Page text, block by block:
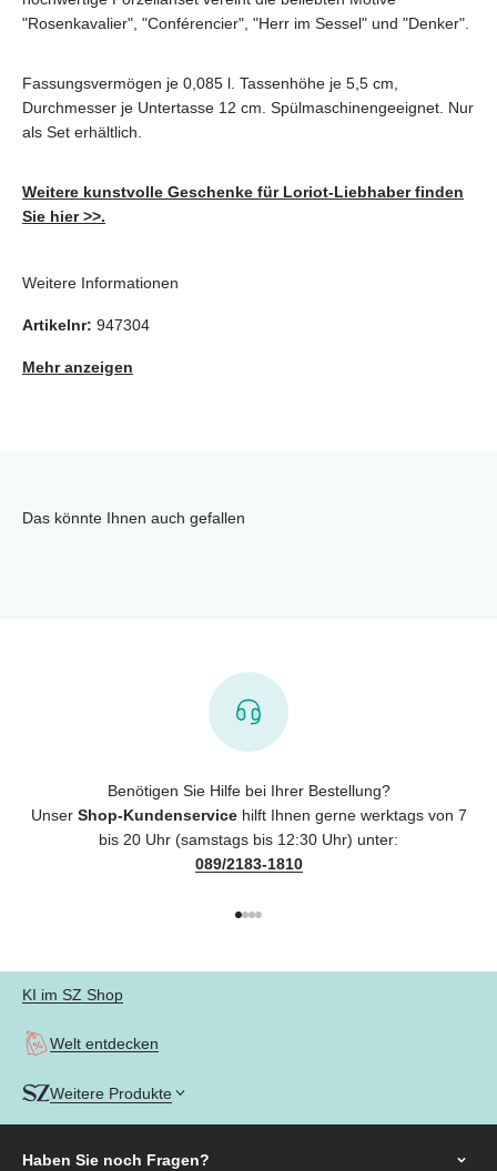
"Rosenkavalier", "Conférencier", "Herr im Sessel" und "Denker".
Fassungsvermögen je 0,085 l. Tassenhöhe je 5,5 cm,
Durchmesser je Untertasse 12 cm. Spülmaschinengeeignet. Nur
als Set erhältlich.
Weitere kunstvolle Geschenke für Loriot-Liebhaber finden
Sie hier >>.
Weitere Informationen
Artikelnr: 947304
Mehr anzeigen
Das könnte Ihnen auch gefallen
Benötigen Sie Hilfe bei Ihrer Bestellung?
Unser Shop-Kundenservicehilft Ihnen gerne werktags von 7
bis 20 Uhr (samstags bis 12:30 Uhr) unter:
089/2183-1810
KI im SZ Shop
Welt entdecken
Weitere Produkte
Haben Sie noch Fragen?